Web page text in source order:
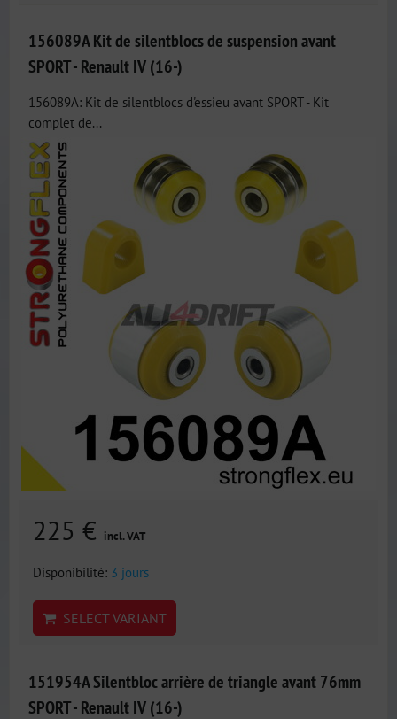
156089A Kit de silentblocs de suspension avant
SPORT - Renault IV (16-)
156089A: Kit de silentblocs d'essieu avant SPORT - Kit
complet de...
225 € incl. VAT
Disponibilité: 3 jours
SELECT VARIANT
151954A Silentbloc arrière de triangle avant 76mm
SPORT - Renault IV (16-)